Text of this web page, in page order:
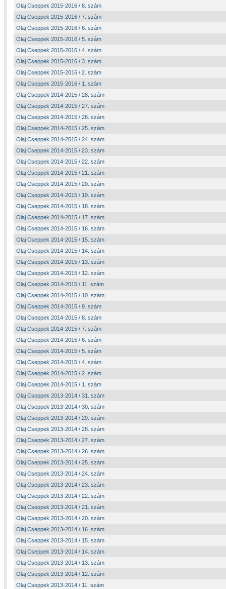
Olaj Cseppek 2015-2016 / 8. szám
Olaj Cseppek 2015-2016 / 7. szám
Olaj Cseppek 2015-2016 / 6. szám
Olaj Cseppek 2015-2016 / 5. szám
Olaj Cseppek 2015-2016 / 4. szám
Olaj Cseppek 2015-2016 / 3. szám
Olaj Cseppek 2015-2016 / 2. szám
Olaj Cseppek 2015-2016 / 1. szám
Olaj Cseppek 2014-2015 / 28. szám
Olaj Cseppek 2014-2015 / 27. szám
Olaj Cseppek 2014-2015 / 26. szám
Olaj Cseppek 2014-2015 / 25. szám
Olaj Cseppek 2014-2015 / 24. szám
Olaj Cseppek 2014-2015 / 23. szám
Olaj Cseppek 2014-2015 / 22. szám
Olaj Cseppek 2014-2015 / 21. szám
Olaj Cseppek 2014-2015 / 20. szám
Olaj Cseppek 2014-2015 / 19. szám
Olaj Cseppek 2014-2015 / 18. szám
Olaj Cseppek 2014-2015 / 17. szám
Olaj Cseppek 2014-2015 / 16. szám
Olaj Cseppek 2014-2015 / 15. szám
Olaj Cseppek 2014-2015 / 14. szám
Olaj Cseppek 2014-2015 / 13. szám
Olaj Cseppek 2014-2015 / 12. szám
Olaj Cseppek 2014-2015 / 11. szám
Olaj Cseppek 2014-2015 / 10. szám
Olaj Cseppek 2014-2015 / 9. szám
Olaj Cseppek 2014-2015 / 8. szám
Olaj Cseppek 2014-2015 / 7. szám
Olaj Cseppek 2014-2015 / 6. szám
Olaj Cseppek 2014-2015 / 5. szám
Olaj Cseppek 2014-2015 / 4. szám
Olaj Cseppek 2014-2015 / 2. szám
Olaj Cseppek 2014-2015 / 1. szám
Olaj Cseppek 2013-2014 / 31. szám
Olaj Cseppek 2013-2014 / 30. szám
Olaj Cseppek 2013-2014 / 29. szám
Olaj Cseppek 2013-2014 / 28. szám
Olaj Cseppek 2013-2014 / 27. szám
Olaj Cseppek 2013-2014 / 26. szám
Olaj Cseppek 2013-2014 / 25. szám
Olaj Cseppek 2013-2014 / 24. szám
Olaj Cseppek 2013-2014 / 23. szám
Olaj Cseppek 2013-2014 / 22. szám
Olaj Cseppek 2013-2014 / 21. szám
Olaj Cseppek 2013-2014 / 20. szám
Olaj Cseppek 2013-2014 / 16. szám
Olaj Cseppek 2013-2014 / 15. szám
Olaj Cseppek 2013-2014 / 14. szám
Olaj Cseppek 2013-2014 / 13. szám
Olaj Cseppek 2013-2014 / 12. szám
Olaj Cseppek 2013-2014 / 11. szám